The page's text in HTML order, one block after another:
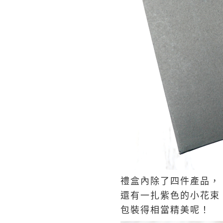
禮盒內除了四件產品，
還有一扎紫色的小花束
包裝得相當精美呢！